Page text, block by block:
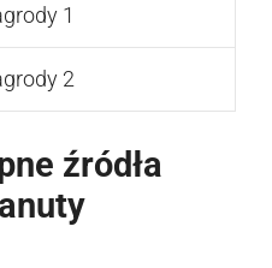
1
2
źródła